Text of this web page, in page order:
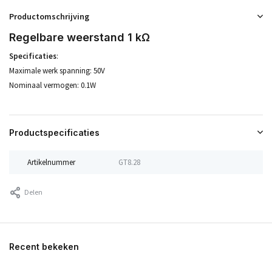
Productomschrijving
Regelbare weerstand 1 kΩ
Specificaties:
Maximale werk spanning: 50V
Nominaal vermogen: 0.1W
Productspecificaties
Artikelnummer GT8.28
Delen
Recent bekeken